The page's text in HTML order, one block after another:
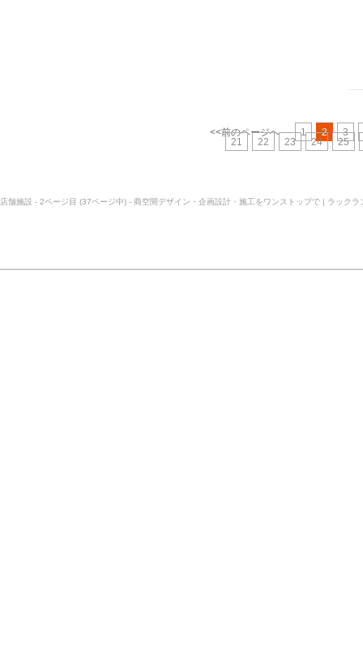
<<前のページへ 1 2
3
21
22 23 24 25
店舗施設 - 2ページ目 (37ページ中) - 商空間デザイン・企画設計・施工をワンストップで | ラック